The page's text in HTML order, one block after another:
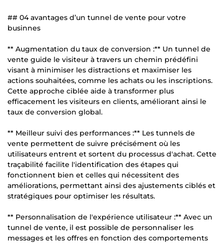
## 04 avantages d’un tunnel de vente pour votre
businnes
** Augmentation du taux de conversion :** Un tunnel de
vente guide le visiteur à travers un chemin prédéfini
visant à minimiser les distractions et maximiser les
actions souhaitées, comme les achats ou les inscriptions.
Cette approche ciblée aide à transformer plus
efficacement les visiteurs en clients, améliorant ainsi le
taux de conversion global.
** Meilleur suivi des performances :** Les tunnels de
vente permettent de suivre précisément où les
utilisateurs entrent et sortent du processus d'achat. Cette
traçabilité facilite l'identification des étapes qui
fonctionnent bien et celles qui nécessitent des
améliorations, permettant ainsi des ajustements ciblés et
stratégiques pour optimiser les résultats.
** Personnalisation de l'expérience utilisateur :** Avec un
tunnel de vente, il est possible de personnaliser les
messages et les offres en fonction des comportements